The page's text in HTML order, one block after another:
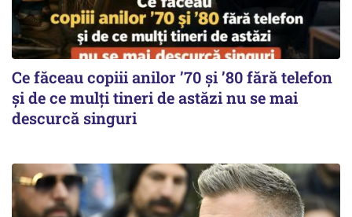
Ce făceau copiii anilor ’70 și ’80 fără telefon
și de ce mulți tineri de astăzi nu se mai
descurcă singuri